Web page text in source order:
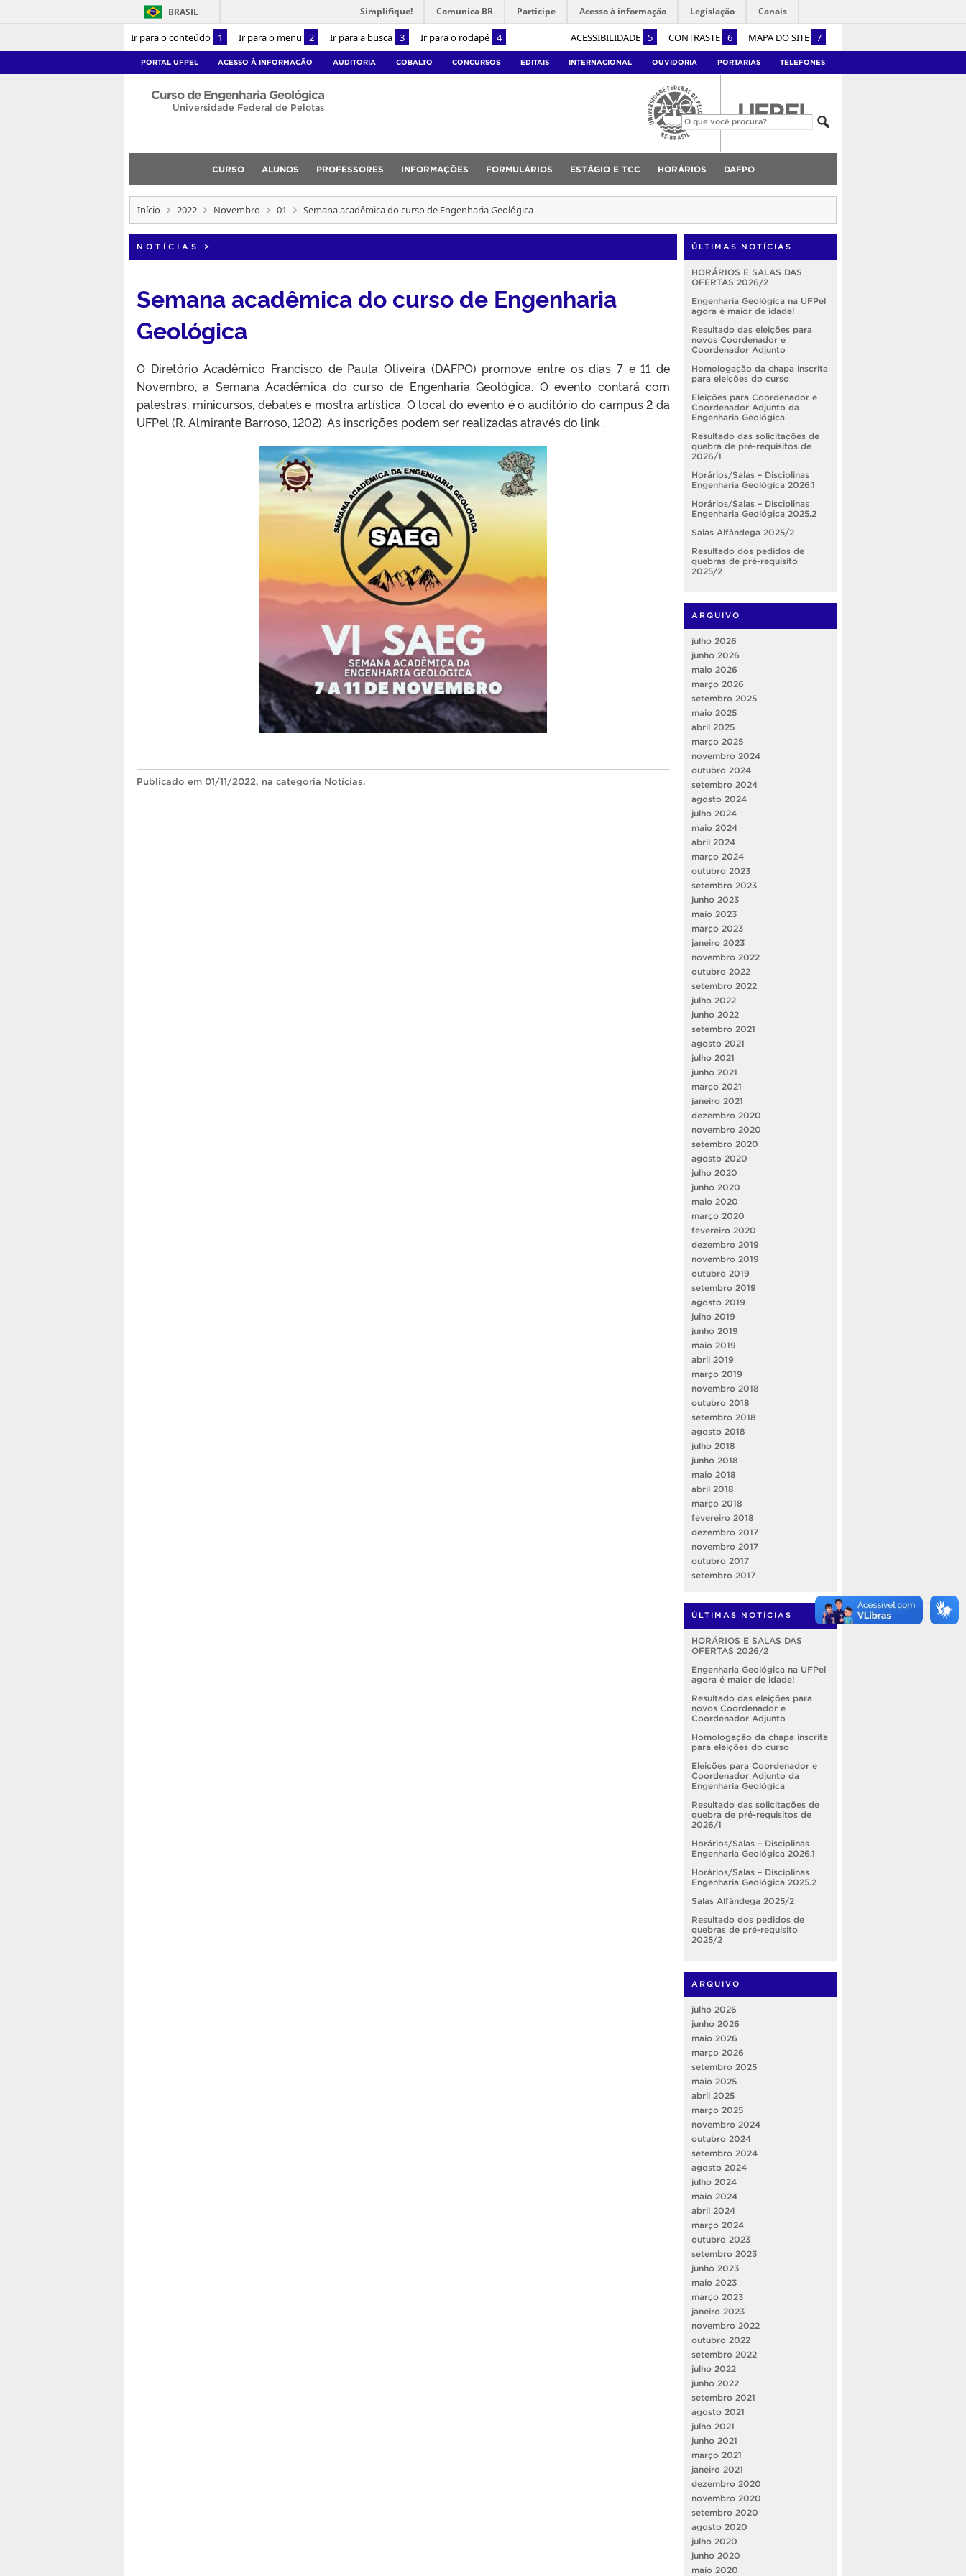
Ir para o conteúdo 1 Ir para o menu 2 Ir para a busca 3 Ir para o rodapé 4 ACESSIBILIDADE 5 CONTRASTE 6 MAPA DO SITE 7
BRASIL Simplifique! Comunica BR Participe Acesso à informação Legislação Canais
PORTAL UFPEL ACESSO À INFORMAÇÃO AUDITORIA COBALTO CONCURSOS EDITAIS INTERNACIONAL OUVIDORIA PORTARIAS TELEFONES
Curso de Engenharia Geológica
Universidade Federal de Pelotas
CURSO ALUNOS PROFESSORES INFORMAÇÕES FORMULÁRIOS ESTÁGIO E TCC HORÁRIOS DAFPO
Início 2022 Novembro 01 Semana acadêmica do curso de Engenharia Geológica
NOTÍCIAS >
Semana acadêmica do curso de Engenharia
Geológica
O Diretório Acadêmico Francisco de Paula Oliveira (DAFPO) promove entre os dias 7 e 11 de
Novembro, a Semana Acadêmica do curso de Engenharia Geológica. O evento contará com
palestras, minicursos, debates e mostra artística. O local do evento é o auditório do campus 2 da
UFPel (R. Almirante Barroso, 1202). As inscrições podem ser realizadas através do link .
Publicado em 01/11/2022, na categoria Notícias.
ÚLTIMAS NOTÍCIAS
HORÁRIOS E SALAS DAS
OFERTAS 2026/2
Engenharia Geológica na UFPel
agora é maior de idade!
Resultado das eleições para
novos Coordenador e
Coordenador Adjunto
Homologação da chapa inscrita
para eleições do curso
Eleições para Coordenador e
Coordenador Adjunto da
Engenharia Geológica
Resultado das solicitações de
quebra de pré-requisitos de
2026/1
Horários/Salas – Disciplinas
Engenharia Geológica 2026.1
Horários/Salas – Disciplinas
Engenharia Geológica 2025.2
Salas Alfândega 2025/2
Resultado dos pedidos de
quebras de pré-requisito
2025/2
ARQUIVO
julho 2026
junho 2026
maio 2026
março 2026
setembro 2025
maio 2025
abril 2025
março 2025
novembro 2024
outubro 2024
setembro 2024
agosto 2024
julho 2024
maio 2024
abril 2024
março 2024
outubro 2023
setembro 2023
junho 2023
maio 2023
março 2023
janeiro 2023
novembro 2022
outubro 2022
setembro 2022
julho 2022
junho 2022
setembro 2021
agosto 2021
julho 2021
junho 2021
março 2021
janeiro 2021
dezembro 2020
novembro 2020
setembro 2020
agosto 2020
julho 2020
junho 2020
maio 2020
março 2020
fevereiro 2020
dezembro 2019
novembro 2019
outubro 2019
setembro 2019
agosto 2019
julho 2019
junho 2019
maio 2019
abril 2019
março 2019
novembro 2018
outubro 2018
setembro 2018
agosto 2018
julho 2018
junho 2018
maio 2018
abril 2018
março 2018
fevereiro 2018
dezembro 2017
novembro 2017
outubro 2017
setembro 2017
ÚLTIMAS NOTÍCIAS
HORÁRIOS E SALAS DAS
OFERTAS 2026/2
Engenharia Geológica na UFPel
agora é maior de idade!
Resultado das eleições para
novos Coordenador e
Coordenador Adjunto
Homologação da chapa inscrita
para eleições do curso
Eleições para Coordenador e
Coordenador Adjunto da
Engenharia Geológica
Resultado das solicitações de
quebra de pré-requisitos de
2026/1
Horários/Salas – Disciplinas
Engenharia Geológica 2026.1
Horários/Salas – Disciplinas
Engenharia Geológica 2025.2
Salas Alfândega 2025/2
Resultado dos pedidos de
quebras de pré-requisito
2025/2
ARQUIVO
julho 2026
junho 2026
maio 2026
março 2026
setembro 2025
maio 2025
abril 2025
março 2025
novembro 2024
outubro 2024
setembro 2024
agosto 2024
julho 2024
maio 2024
abril 2024
março 2024
outubro 2023
setembro 2023
junho 2023
maio 2023
março 2023
janeiro 2023
novembro 2022
outubro 2022
setembro 2022
julho 2022
junho 2022
setembro 2021
agosto 2021
julho 2021
junho 2021
março 2021
janeiro 2021
dezembro 2020
novembro 2020
setembro 2020
agosto 2020
julho 2020
junho 2020
maio 2020